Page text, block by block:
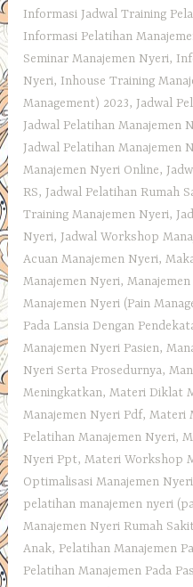
Informasi Jadwal Training
Informasi Pelatihan
Seminar Manajemen Nyeri,
Nyeri, Inhouse Training
Management) 2023, Jadwal
Jadwal Pelatihan Manajemen
Jadwal Pelatihan Manajemen
Manajemen Nyeri Online,
RS, Jadwal Pelatihan Rumah
Training Manajemen Nyeri,
Nyeri, Jadwal Workshop
Acuan Manajemen Nyeri,
Manajemen Nyeri,
Manajemen Nyeri (Pain
Pada Lansia Dengan
Manajemen Nyeri Pasien,
Nyeri Serta Prosedurnya,
Meningkatkan,Materi Diklat
Manajemen Nyeri Pdf,Materi
Pelatihan Manajemen Nyeri,
Nyeri Ppt,Materi Workshop
Optimalisasi Manajemen Nyeri
pelatihan manajemen nyeri
Manajemen Nyeri Rumah Sakit
Anak, Pelatihan Manajemen
Pelatihan Manajemen Pada